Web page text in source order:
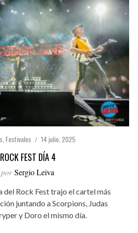
Festivales 14 julio, 2025
ROCK FEST DÍA 4
por Sergio Leiva
del Rock Fest trajo el cartel más
juntando a Scorpions, Judas
y Doro el mismo día.